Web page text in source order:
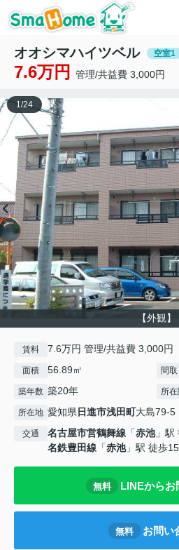
オオシマハイツベル 空室1
7.6万円 管理/共益費 3,000円
【外観】
1/24
賃料 7.6万円 管理/共益費 3,000円
面積 56.89㎡ 間取
築年数 築20年 所
所在地 愛知県日進市浅田町大島79-5
交通 名古屋市営鶴舞線 「赤池」駅
名鉄豊田線 「赤池」駅 徒歩
無料 LINEからお
無料 お問い